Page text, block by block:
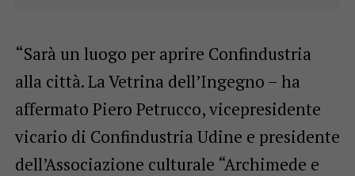
“Sarà un luogo per aprire Confindustria
alla città. La Vetrina dell’Ingegno – ha
affermato Piero Petrucco, vicepresidente
vicario di Confindustria Udine e presidente
dell’Associazione culturale “Archimede e